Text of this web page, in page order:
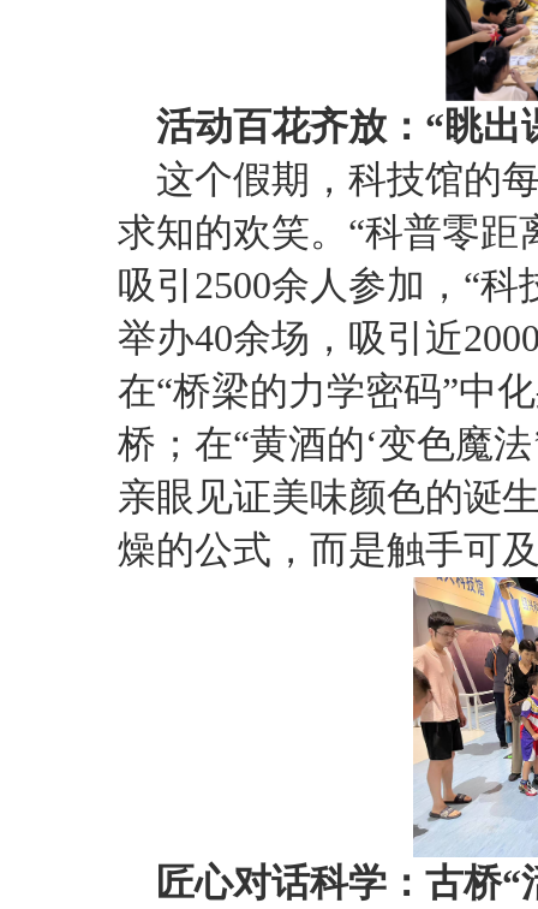
活动百花齐放：“眺
这个假期，科技馆的
求知的欢笑。“科普零距
吸引2500余人参加，“
举办40余场，吸引近
在“桥梁的力学密码”中
桥；在“黄酒的‘变色魔
亲眼见证美味颜色的诞
燥的公式，而是触手可
匠心对话科学：古桥